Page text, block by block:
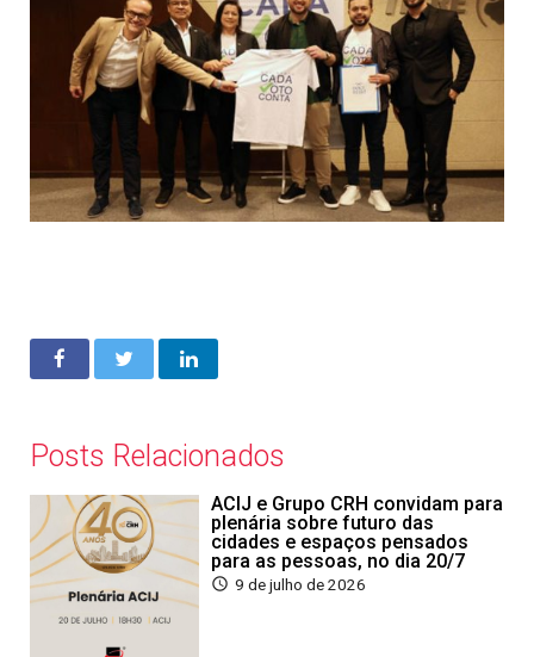
Posts Relacionados
ACIJ e Grupo CRH convidam para
plenária sobre futuro das
cidades e espaços pensados
para as pessoas, no dia 20/7
9 de julho de 2026